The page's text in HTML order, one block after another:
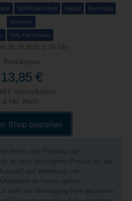
SEPA/Lastschrift Paypal Rechnung
Vorkasse
DHL Packstation
08.08.2026 11:55 Uhr
Produktpreis
13,85 €
€ Versandkosten
& inkl. MwSt.
Shop bestellen
bietet viele Produkte auf
zu noch günstigeren Preisen an, die
und Verlinkung von
heraus gelten.
nicht die Übertragung Ihrer gesamten